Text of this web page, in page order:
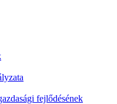
fejlődésének